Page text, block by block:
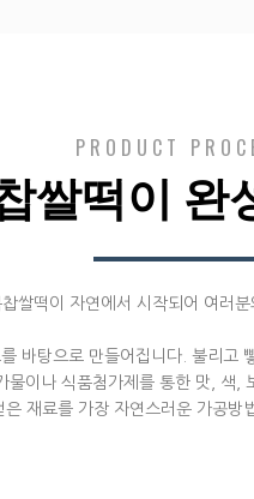
PRODUCT
쌀떡이 완
쌀떡이 자연에서 시작되어 여러
바탕으로 만들어집니다. 불리고
물이나 식품첨가제를 통한 맛, 색,
재료를 가장 자연스러운 가공방